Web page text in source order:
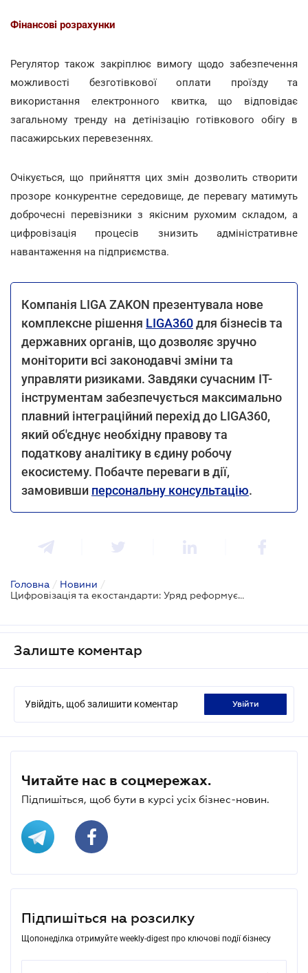
Фінансові розрахунки
Регулятор також закріплює вимогу щодо забезпечення
можливості безготівкової оплати проїзду та
використання електронного квитка, що відповідає
загальному тренду на детінізацію готівкового обігу в
пасажирських перевезеннях.
Очікується, що прийняття цих змін дозволить створити
прозоре конкурентне середовище, де перевагу матимуть
доброчесні перевізники з якісним рухомим складом, а
цифровізація процесів знизить адміністративне
навантаження на підприємства.
Компанія LIGA ZAKON презентувала нове
комплексне рішення LIGA360для бізнесів та
державних органів, що дозволяє зручно
моніторити всі законодавчі зміни та
управляти ризиками. Завдяки сучасним ІТ-
інструментам забезпечується максимально
плавний інтеграційний перехід до LIGA360,
який об'єднує необхідну правову та
податкову аналітику в єдину робочу
екосистему. Побачте переваги в дії,
замовивши персональну консультацію.
Головна / Новини /
Цифровізація та екостандарти: Уряд реформує ринок пасажирських перевезень
Залиште коментар
Увійдіть, щоб залишити коментар увійти
Читайте нас в соцмережах.
Підпишіться, щоб бути в курсі усіх бізнес-новин.
Підпишіться на розсилку
Щопонеділка отримуйте weekly-digest про ключові події бізнесу